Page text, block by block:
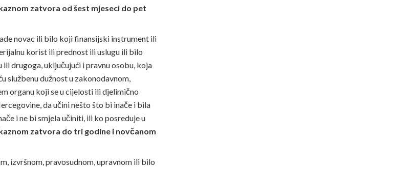
zatvora od šest mjeseci do pet
novac ili bilo koji finansijski instrument ili
korist ili prednost ili uslugu ili bilo
drugoga, uključujući i pravnu osobu, koja
službenu dužnost u zakonodavnom,
organu koji se u cijelosti ili djelimično
da učini nešto što bi inače i bila
i ne bi smjela učiniti, ili ko posreduje u
zatvora do tri godine i novčanom
izvršnom, pravosudnom, upravnom ili bilo